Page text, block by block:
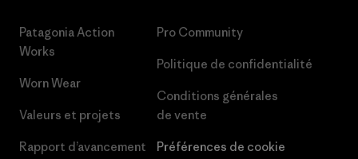
Patagonia Action
Works
Worn Wear
Valeurs et projets
Rapport d’avancement
Pro Community
Politique de confidentialité
Conditions générales
de vente
Préférences de cookie